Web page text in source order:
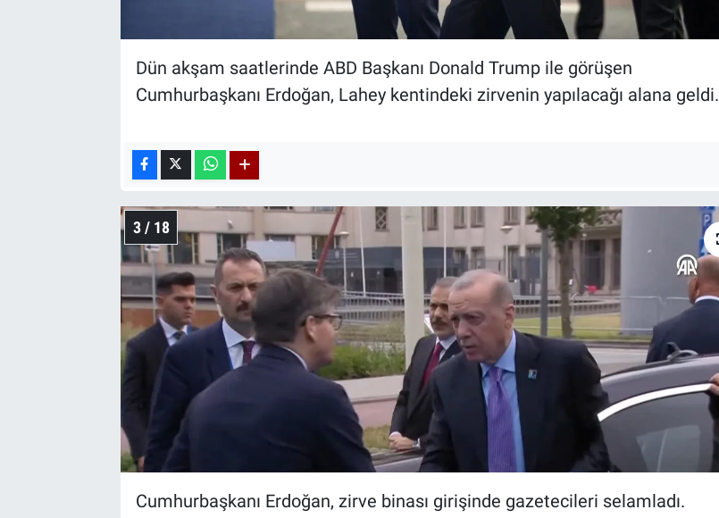
Dün akşam saatlerinde ABD Başkanı Donald Trump ile görüşen
Cumhurbaşkanı Erdoğan, Lahey kentindeki zirvenin yapılacağı alana geldi.
3 / 18
Cumhurbaşkanı Erdoğan, zirve binası girişinde gazetecileri selamladı.